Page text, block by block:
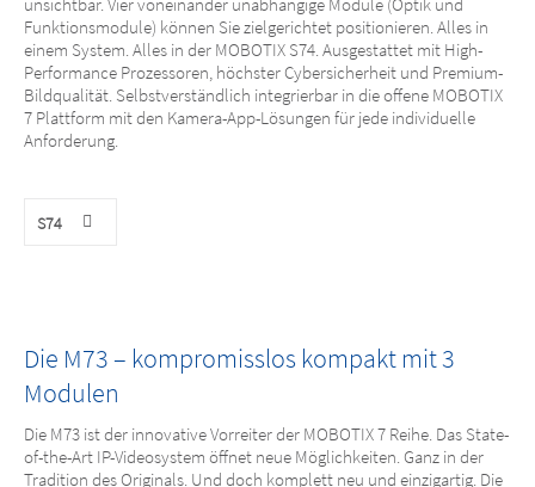
Funktionsmodule) können Sie zielgerichtet positionieren. Alles in
einem System. Alles in der MOBOTIX S74. Ausgestattet mit High-
Performance Prozessoren, höchster Cybersicherheit und Premium-
Bildqualität. Selbstverständlich integrierbar in die offene MOBOTIX
7 Plattform mit den Kamera-App-Lösungen für jede individuelle
Anforderung.
S74
Die M73 – kompromisslos kompakt mit 3
Modulen
Die M73 ist der innovative Vorreiter der MOBOTIX 7 Reihe. Das State-
of-the-Art IP-Videosystem öffnet neue Möglichkeiten. Ganz in der
Tradition des Originals. Und doch komplett neu und einzigartig. Die